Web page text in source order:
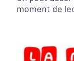
moment de